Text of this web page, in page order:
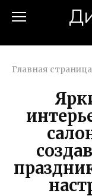
Главная страница